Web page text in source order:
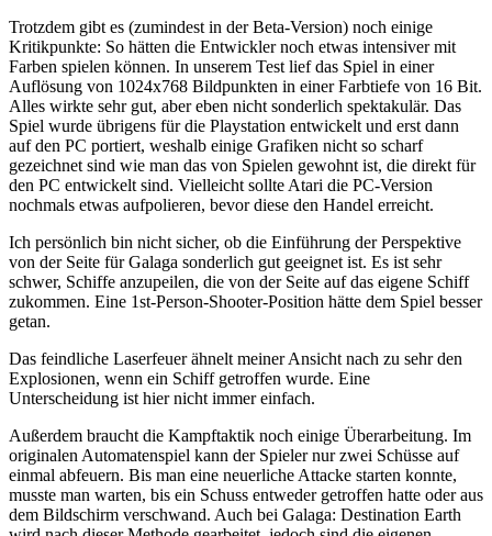
Trotzdem gibt es (zumindest in der Beta-Version) noch einige
Kritikpunkte: So hätten die Entwickler noch etwas intensiver mit
Farben spielen können. In unserem Test lief das Spiel in einer
Auflösung von 1024x768 Bildpunkten in einer Farbtiefe von 16 Bit.
Alles wirkte sehr gut, aber eben nicht sonderlich spektakulär. Das
Spiel wurde übrigens für die Playstation entwickelt und erst dann
auf den PC portiert, weshalb einige Grafiken nicht so scharf
gezeichnet sind wie man das von Spielen gewohnt ist, die direkt für
den PC entwickelt sind. Vielleicht sollte Atari die PC-Version
nochmals etwas aufpolieren, bevor diese den Handel erreicht.
Ich persönlich bin nicht sicher, ob die Einführung der Perspektive
von der Seite für Galaga sonderlich gut geeignet ist. Es ist sehr
schwer, Schiffe anzupeilen, die von der Seite auf das eigene Schiff
zukommen. Eine 1st-Person-Shooter-Position hätte dem Spiel besser
getan.
Das feindliche Laserfeuer ähnelt meiner Ansicht nach zu sehr den
Explosionen, wenn ein Schiff getroffen wurde. Eine
Unterscheidung ist hier nicht immer einfach.
Außerdem braucht die Kampftaktik noch einige Überarbeitung. Im
originalen Automatenspiel kann der Spieler nur zwei Schüsse auf
einmal abfeuern. Bis man eine neuerliche Attacke starten konnte,
musste man warten, bis ein Schuss entweder getroffen hatte oder aus
dem Bildschirm verschwand. Auch bei Galaga: Destination Earth